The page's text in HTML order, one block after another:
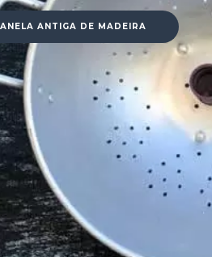
ANTIGA DE MADEIRA